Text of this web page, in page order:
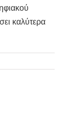
καλύτερα